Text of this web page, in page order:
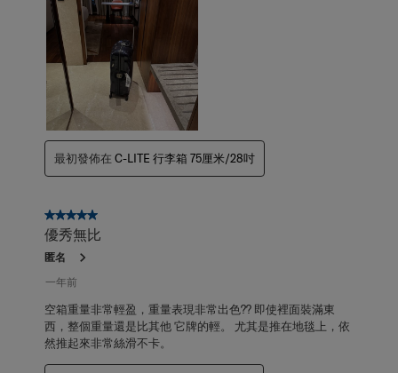
最初發佈在 C-LITE 行李箱 75厘米/28吋
5星，共5星。
優秀無比
匿名
一年前
空箱重量非常輕盈，重量表現非常出色?? 即使裡面裝滿東
西，整個重量還是比其他 它牌的輕。 尤其是推在地毯上，依
然推起來非常絲滑不卡。